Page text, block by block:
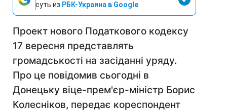
суть из РБК-Украина в Google
Проект нового Податкового кодексу
17 вересня представлять
громадськості на засіданні уряду.
Про це повідомив сьогодні в
Донецьку віце-прем'єр-міністр Борис
Колесніков, передає кореспондент